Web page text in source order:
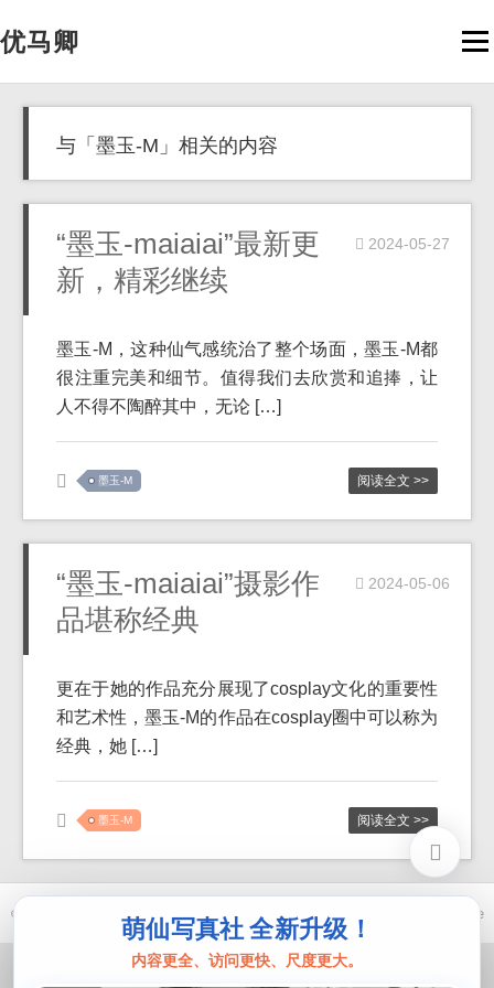
优马卿
与「墨玉-M」相关的内容
“墨玉-maiaiai”最新更
新，精彩继续
2024-05-27
墨玉-M，这种仙气感统治了整个场面，墨玉-M都
很注重完美和细节。值得我们去欣赏和追捧，让
人不得不陶醉其中，无论 […]
墨玉-M 阅读全文 >>
“墨玉-maiaiai”摄影作
品堪称经典
2024-05-06
更在于她的作品充分展现了cosplay文化的重要性
和艺术性，墨玉-M的作品在cosplay圈中可以称为
经典，她 […]
墨玉-M 阅读全文 >>
萌仙写真社 全新升级！
内容更全、访问更快、尺度更大。
© 2021-2026 优马卿 | ICP备案 XXX 号 | Themeckvearm by ttcrivpe